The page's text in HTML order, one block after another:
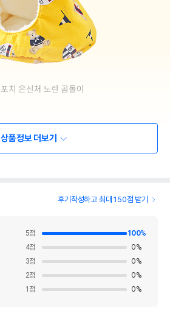
상품정보 더보기
후기작성하고 최대 150점 받기
5점 100%
4점 0%
3점 0%
2점 0%
1 점 0%